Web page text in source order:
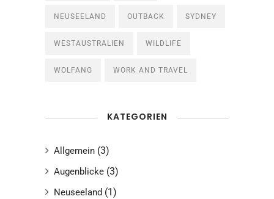
NEUSEELAND OUTBACK SYDNEY
WESTAUSTRALIEN WILDLIFE
WOLFANG WORK AND TRAVEL
KATEGORIEN
Allgemein (3)
Augenblicke (3)
Neuseeland (1)